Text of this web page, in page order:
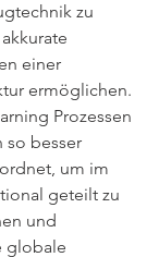
zu
einer
ermöglichen.
Prozessen
so besser
um im
geteilt zu
und
globale